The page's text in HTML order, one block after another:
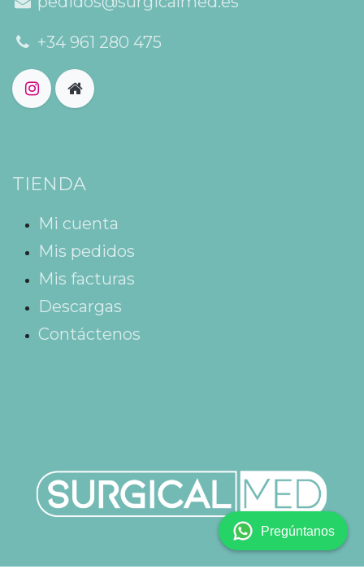
+34 961 280 475
TIENDA
Mi cuenta
Mis pedidos
Mis facturas
Descargas
Contáctenos
Pregúntanos